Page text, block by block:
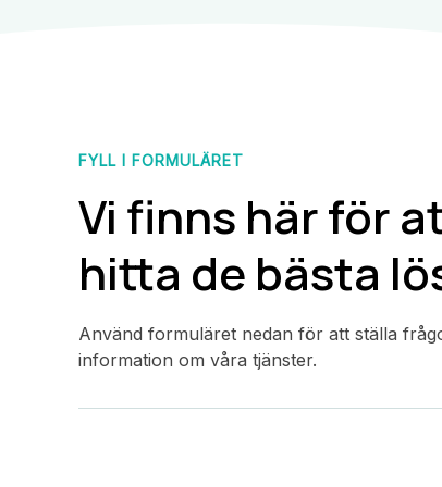
FYLL I FORMULÄRET
Vi finns här för
hitta de bästa
Använd formuläret nedan för att ställa
information om våra tjänster.